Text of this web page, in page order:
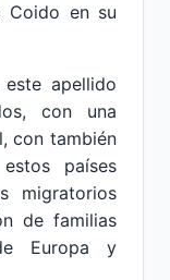
Coido en su
apellido
con una
con también
países
migratorios
de familias
Europa y